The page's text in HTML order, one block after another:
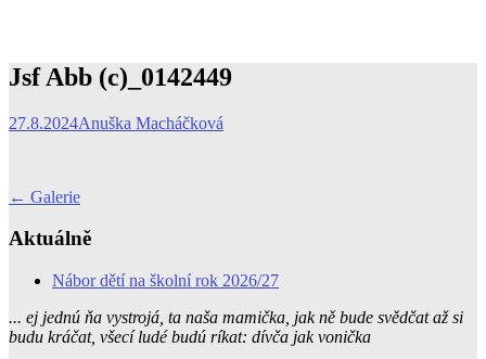
Jsf Abb (c)_0142449
27.8.2024Anuška Macháčková
Post
← Galerie
Aktuálně
Nábor dětí na školní rok 2026/27
... ej jednú ňa vystrojá, ta naša mamička, jak ně bude svědčat až si
budu kráčat, všecí ludé budú ríkat: dívča jak vonička